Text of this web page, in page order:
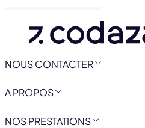
NOUS CONTACTER
A PROPOS
NOS PRESTATIONS